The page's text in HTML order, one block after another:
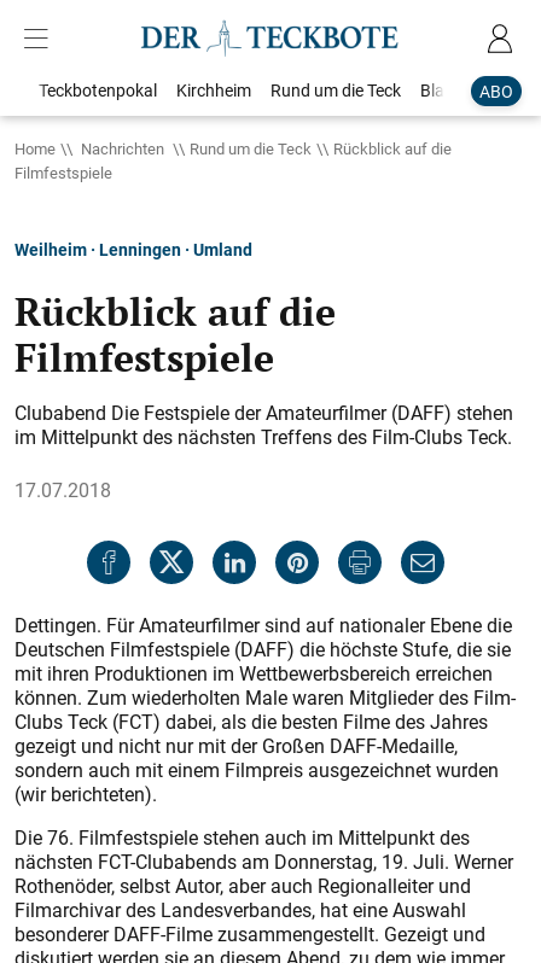
ABO
Teckbotenpokal Kirchheim Rund um die Teck Blaulicht
Home Nachrichten Rund um die Teck
Rückblick auf die
Filmfestspiele
Weilheim · Lenningen · Umland
Rückblick auf die
Filmfestspiele
Clubabend Die Festspiele der Amateurfilmer (DAFF) stehen
im Mittelpunkt des nächsten Treffens des Film-Clubs Teck.
17.07.2018
Dettingen. Für Amateurfilmer sind auf nationaler Ebene die
Deutschen Filmfestspiele (DAFF) die höchste Stufe, die sie
mit ihren Produktionen im Wettbewerbsbereich erreichen
können. Zum wiederholten Male waren Mitglieder des Film-
Clubs Teck (FCT) dabei, als die besten Filme des Jahres
gezeigt und nicht nur mit der Großen DAFF-Medaille,
sondern auch mit einem Filmpreis ausgezeichnet wurden
(wir berichteten).
Die 76. Filmfestspiele stehen auch im Mittelpunkt des
nächsten FCT-Clubabends am Donnerstag, 19. Juli. Werner
Rothenöder, selbst Autor, aber auch Regionalleiter und
Filmarchivar des Landesverbandes, hat eine Auswahl
besonderer DAFF-Filme zusammengestellt. Gezeigt und